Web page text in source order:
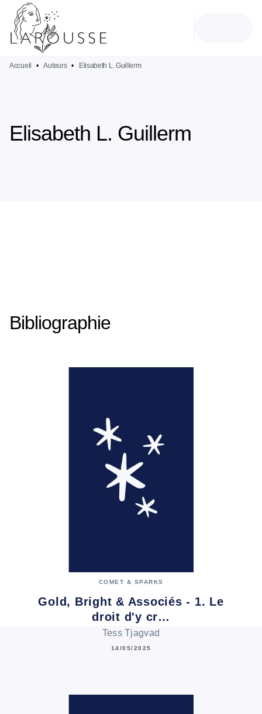
MENU
PIED DE PAGE
Accueil • Auteurs • Elisabeth L. Guillerm
Elisabeth L. Guillerm
Bibliographie
COMET & SPARKS
Gold, Bright & Associés - 1. Le
droit d'y cr…
Tess Tjagvad
14/05/2025